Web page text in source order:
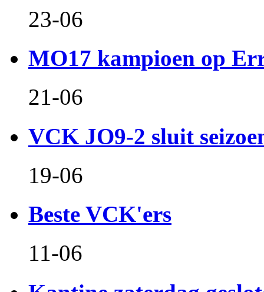
23-06
MO17 kampioen op
21-06
VCK JO9-2 sluit
19-06
Beste VCK'ers
11-06